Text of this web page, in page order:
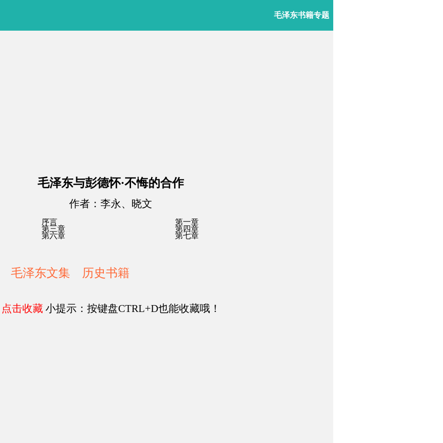
毛泽东书籍专题
毛泽东与彭德怀·不悔的合作
作者：李永、晓文
序言
第一章
第三章
第四章
第六章
第七章
毛泽东文集 历史书籍
点击收藏 小提示：按键盘CTRL+D也能收藏哦！